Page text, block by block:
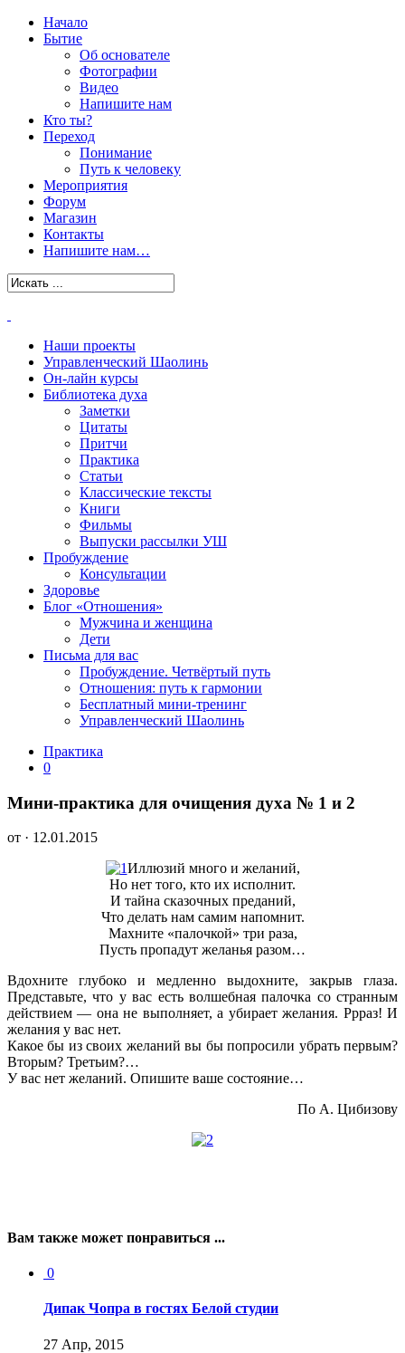
Начало
Бытие
Об основателе
Фотографии
Видео
Напишите нам
Кто ты?
Переход
Понимание
Путь к человеку
Мероприятия
Форум
Магазин
Контакты
Напишите нам…
Наши проекты
Управленческий Шаолинь
Он-лайн курсы
Библиотека духа
Заметки
Цитаты
Притчи
Практика
Статьи
Классические тексты
Книги
Фильмы
Выпуски рассылки УШ
Пробуждение
Консультации
Здоровье
Блог «Отношения»
Мужчина и женщина
Дети
Письма для вас
Пробуждение. Четвёртый путь
Отношения: путь к гармонии
Бесплатный мини-тренинг
Управленческий Шаолинь
Практика
0
Мини-практика для очищения духа № 1 и 2
от · 12.01.2015
Иллюзий много и желаний,
Но нет того, кто их исполнит.
И тайна сказочных преданий,
Что делать нам самим напомнит.
Махните «палочкой» три раза,
Пусть пропадут желанья разом…
Вдохните глубоко и медленно выдохните, закрыв глаза.
Представьте, что у вас есть волшебная палочка со странным
действием — она не выполняет, а убирает желания. Ррраз! И
желания у вас нет.
Какое бы из своих желаний вы бы попросили убрать первым?
Вторым? Третьим?…
У вас нет желаний. Опишите ваше состояние…
По А. Цибизову
Вам также может понравиться ...
0
Дипак Чопра в гостях Белой студии
27 Апр, 2015